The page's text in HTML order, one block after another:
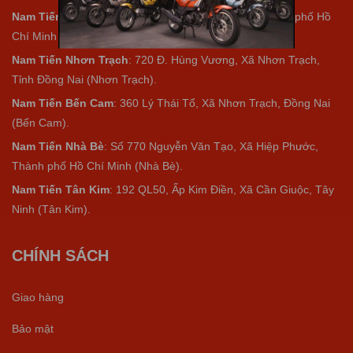
Nam Tiến Hóc Môn: 385 Đ. Tô Ký, Xã Hóc Môn, Thành phố Hồ
Chí Minh (Hóc Môn).
Nam Tiến Nhơn Trạch: 720 Đ. Hùng Vương, Xã Nhơn Trạch,
Tỉnh Đồng Nai (Nhơn Trạch).
Nam Tiến Bến Cam: 360 Lý Thái Tổ, Xã Nhơn Trạch, Đồng Nai
(Bến Cam).
Nam Tiến Nhà Bè: Số 770 Nguyễn Văn Tạo, Xã Hiệp Phước,
Thành phố Hồ Chí Minh (Nhà Bè).
Nam Tiến Tân Kim: 192 QL50, Ấp Kim Điền, Xã Cần Giuộc, Tây
Ninh (Tân Kim).
CHÍNH SÁCH
Giao hàng
Bảo mật